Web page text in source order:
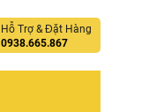
Hỗ Trợ & Đặt Hàng
0938.665.867